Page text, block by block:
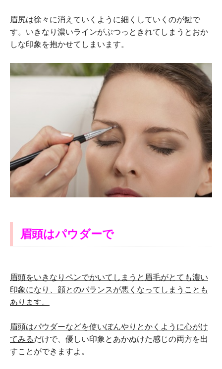
眉尻は徐々に消えていくように細くしていくのが鍵で
す。いきなり濃いラインがぶつっときれてしまうとおか
しな印象を抱かせてしまいます。
眉頭はパウダーで
眉頭をいきなりペンでかいてしまうと眉毛がとても濃い
印象になり、顔とのバランスが悪くなってしまうことも
あります。
眉頭はパウダーなどを使いぼんやりとかくように心がけ
てみるだけで、優しい印象とあかぬけた感じの両方を出
すことができますよ。